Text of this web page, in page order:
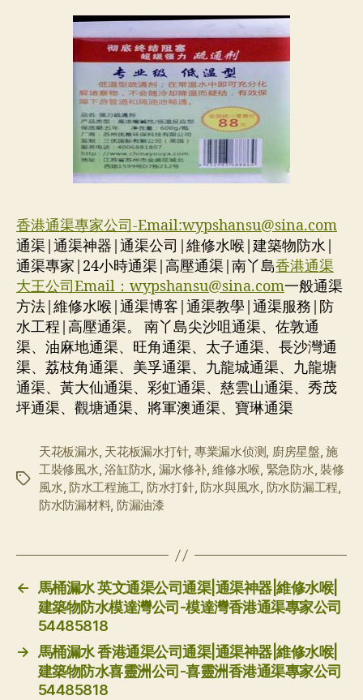
香港通渠專家公司-Email:wypshansu@sina.com
通渠|通渠神器|通渠公司|維修水喉|建築物防水|
通渠專家|24小時通渠|高壓通渠|南丫島香港通渠
大王公司Email： wypshansu@sina.com一般通渠
方法|維修水喉|通渠博客|通渠教學|通渠服務|防
水工程|高壓通渠。 南丫島尖沙咀通渠、佐敦通
渠、油麻地通渠、旺角通渠、太子通渠、長沙灣通
渠、荔枝角通渠、美孚通渠、九龍城通渠、九龍塘
通渠、黃大仙通渠、彩虹通渠、慈雲山通渠、秀茂
坪通渠、觀塘通渠、將軍澳通渠、寶琳通渠
标
天花板漏水, 天花板漏水打针, 專業漏水侦测, 廚房星盤,施
工裝修風水,浴缸防水, 漏水修补,維修水喉, 緊急防水,裝修
風水, 防水工程施工, 防水打針, 防水與風水, 防水防漏工程,
防水防漏材料, 防漏油漆
← 馬桶漏水 英文通渠公司通渠|通渠神器|維修水喉|
建築物防水模達灣公司-模達灣香港通渠專家公司
54485818
→ 馬桶漏水 香港通渠公司通渠|通渠神器|維修水喉|
建築物防水喜靈洲公司-喜靈洲香港通渠專家公司
54485818